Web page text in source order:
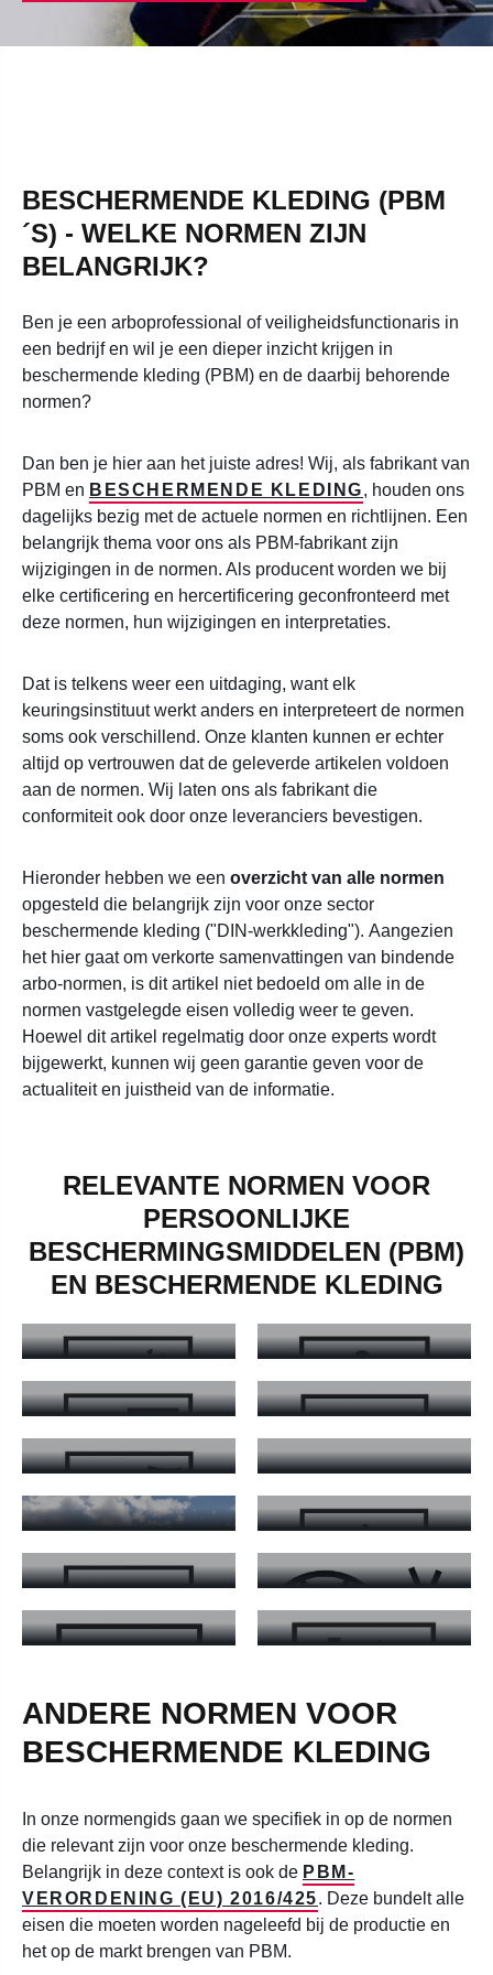
BESCHERMENDE KLEDING (PBM
´S) - WELKE NORMEN ZIJN
BELANGRIJK?
Ben je een arboprofessional of veiligheidsfunctionaris in
een bedrijf en wil je een dieper inzicht krijgen in
beschermende kleding (PBM) en de daarbij behorende
normen?
Dan ben je hier aan het juiste adres! Wij, als fabrikant van
PBM en BESCHERMENDE KLEDING, houden ons
dagelijks bezig met de actuele normen en richtlijnen. Een
belangrijk thema voor ons als PBM-fabrikant zijn
wijzigingen in de normen. Als producent worden we bij
elke certificering en hercertificering geconfronteerd met
deze normen, hun wijzigingen en interpretaties.
Dat is telkens weer een uitdaging, want elk
keuringsinstituut werkt anders en interpreteert de normen
soms ook verschillend. Onze klanten kunnen er echter
altijd op vertrouwen dat de geleverde artikelen voldoen
aan de normen. Wij laten ons als fabrikant die
conformiteit ook door onze leveranciers bevestigen.
Hieronder hebben we een overzicht van alle normen
opgesteld die belangrijk zijn voor onze sector
beschermende kleding ("DIN-werkkleding"). Aangezien
het hier gaat om verkorte samenvattingen van bindende
arbo-normen, is dit artikel niet bedoeld om alle in de
normen vastgelegde eisen volledig weer te geven.
Hoewel dit artikel regelmatig door onze experts wordt
bijgewerkt, kunnen wij geen garantie geven voor de
actualiteit en juistheid van de informatie.
RELEVANTE NORMEN VOOR
PERSOONLIJKE
BESCHERMINGSMIDDELEN (PBM)
EN BESCHERMENDE KLEDING
EN 343 - WIND- EN
EN 343 - Wind- en weerbescherming - Meer informatie
EN 1149-5 -
ELEKTROSTATISCH
DISSIPATIEVE
EN 1149-5 - Elektrostatisch
EN 11611 - KLEDING
VOOR LASSEN
EN 11611 - KLEDING VOOR LASSEN - Meer informatie
EN 11612-
TEGEN HITTE EN
VLAMMEN
EN 11612- BESCHERMING
EN 13034-6 -
VLOEIBARE
CHEMICALIËN
EN 13034-6 - KLEDING TEGEN VLOEIBARE
EN 13758-2 - UV-
BESCHERMING
EN 13758-2 - UV-
EN ISO 13688 -
ALGEMENE EISEN
EN ISO 13688 - Algemene eisen - Meer informatie
EN 14058 -
KOELE
OMGEVINGEN
EN 14058 - BESCHERMING
EN 14404 -
KNIEBESCHERMERS
EN 14404 - KNIEBESCHERMERS - Meer informatie
VERHOOGDE
ZICHTBAARHEID
EN 17353 - Verhoogde
EN 20471 -
WAARSCHUWINGSKLEDING
EN 20471 - Waarschuwingskleding - Meer informatie
EN 61482-2 -
GEVAREN DOOR
VLAMBOGEN
EN 61482-2 - THERMISCHE
ANDERE NORMEN VOOR
BESCHERMENDE KLEDING
In onze normengids gaan we specifiek in op de normen
die relevant zijn voor onze beschermende kleding.
Belangrijk in deze context is ook de PBM-
VERORDENING (EU) 2016/425. Deze bundelt alle
eisen die moeten worden nageleefd bij de productie en
het op de markt brengen van PBM.